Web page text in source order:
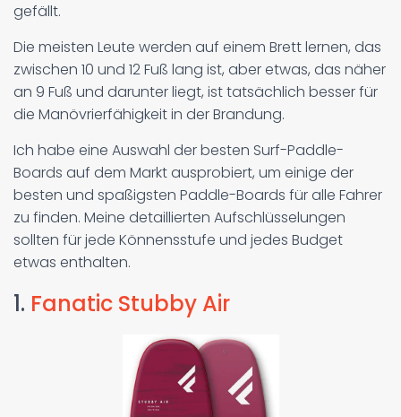
gefällt.
Die meisten Leute werden auf einem Brett lernen, das
zwischen 10 und 12 Fuß lang ist, aber etwas, das näher
an 9 Fuß und darunter liegt, ist tatsächlich besser für
die Manövrierfähigkeit in der Brandung.
Ich habe eine Auswahl der besten Surf-Paddle-
Boards auf dem Markt ausprobiert, um einige der
besten und spaßigsten Paddle-Boards für alle Fahrer
zu finden. Meine detaillierten Aufschlüsselungen
sollten für jede Könnensstufe und jedes Budget
etwas enthalten.
1. Fanatic Stubby Air